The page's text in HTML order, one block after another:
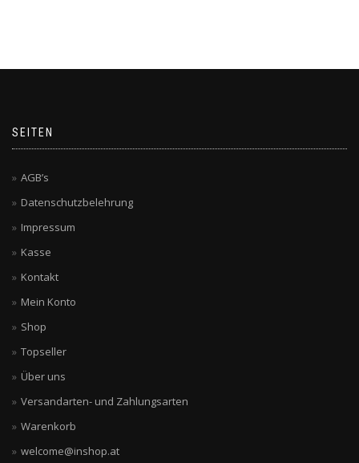
SEITEN
AGB’s
Datenschutzbelehrung
Impressum
Kasse
Kontakt
Mein Konto
Shop
Topseller
Über uns
Versandarten- und Zahlungsarten
Warenkorb
welcome@inshop.at